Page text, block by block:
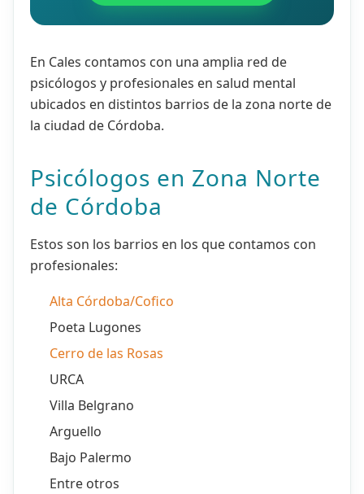
En Cales contamos con una amplia red de
psicólogos y profesionales en salud mental
ubicados en distintos barrios de la zona norte de
la ciudad de Córdoba.
Psicólogos en Zona Norte
de Córdoba
Estos son los barrios en los que contamos con
profesionales:
Alta Córdoba/Cofico
Poeta Lugones
Cerro de las Rosas
URCA
Villa Belgrano
Arguello
Bajo Palermo
Entre otros